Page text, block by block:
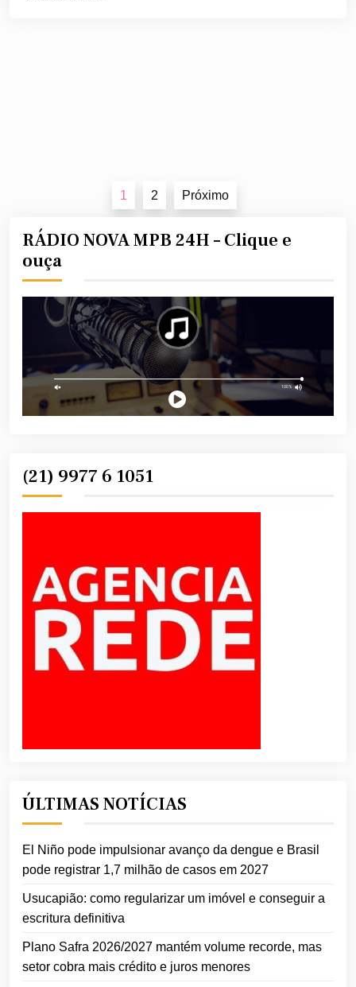
Navegação
posts
1 2 Próximo
RÁDIO NOVA MPB 24H – Clique e
ouça
(21) 9977 6 1051
ÚLTIMAS NOTÍCIAS
El Niño pode impulsionar avanço da dengue e Brasil
pode registrar 1,7 milhão de casos em 2027
Usucapião: como regularizar um imóvel e conseguir a
escritura definitiva
Plano Safra 2026/2027 mantém volume recorde, mas
setor cobra mais crédito e juros menores